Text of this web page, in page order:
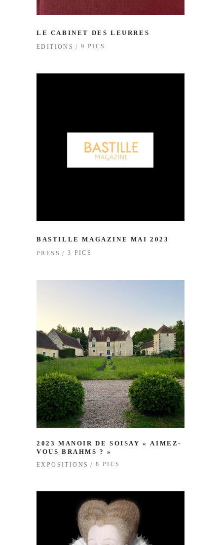
LE CABINET DES LEURRES
EDITIONS 9 PICS
BASTILLE MAGAZINE MAI 2023
PRESS 3 PICS
2023 MANOIR DE SOISAY « AIMEZ-
VOUS BRAHMS ? »
EXPOSITIONS 8 PICS